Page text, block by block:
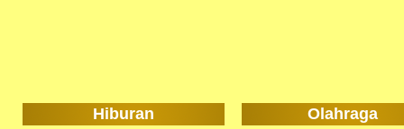
Hiburan Olahraga